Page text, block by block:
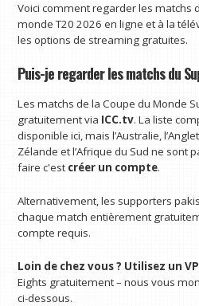
Voici comment regarder les matchs
monde T20 2026 en ligne et à la
les options de streaming gratuites.
Puis-je regarder les matchs du
Les matchs de la Coupe du Monde
gratuitement via ICC.tv. La liste
disponible ici, mais l’Australie,
Zélande et l’Afrique du Sud ne sont
faire c'est créer un compte.
Alternativement, les supporters
chaque match entièrement
compte requis.
Loin de chez vous ? Utilisez un
Eights gratuitement – ​​nous vous
ci-dessous.